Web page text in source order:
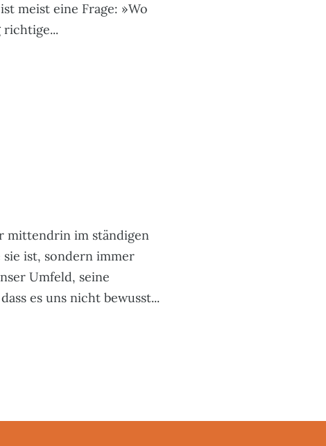
meist eine Frage: »Wo
richtige...
mittendrin im ständigen
ist, sondern immer
Umfeld, seine
es uns nicht bewusst...